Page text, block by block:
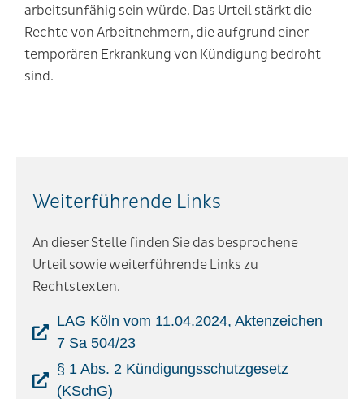
arbeitsunfähig sein würde. Das Urteil stärkt die
Rechte von Arbeitnehmern, die aufgrund einer
temporären Erkrankung von Kündigung bedroht
sind.
Weiterführende Links
An dieser Stelle finden Sie das besprochene
Urteil sowie weiterführende Links zu
Rechtstexten.
LAG Köln vom 11.04.2024, Aktenzeichen
7 Sa 504/23
§ 1 Abs. 2 Kündigungsschutzgesetz
(KSchG)